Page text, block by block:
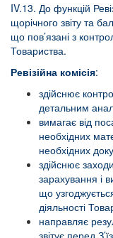
IV.13. До функцій
щорічного звіту та
що пов’язані з
Товариства.
Ревізійна комісія:
здійснює
детальним
вимагає від
необхідних
необхідних
здійснює
зарахування і
що
діяльності
направляє
звітує перед